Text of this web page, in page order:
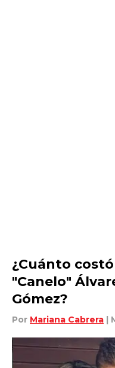
¿Cuánto
"Canelo"
Gómez?
Por Mariana Cabrera |